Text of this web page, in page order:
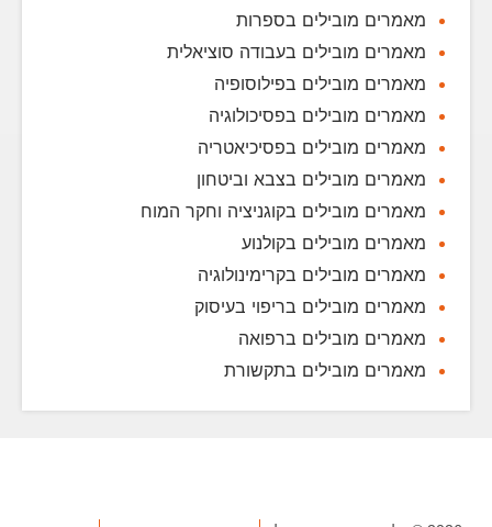
מאמרים מובילים בספרות
מאמרים מובילים בעבודה סוציאלית
מאמרים מובילים בפילוסופיה
מאמרים מובילים בפסיכולוגיה
מאמרים מובילים בפסיכיאטריה
מאמרים מובילים בצבא וביטחון
מאמרים מובילים בקוגניציה וחקר המוח
מאמרים מובילים בקולנוע
מאמרים מובילים בקרימינולוגיה
מאמרים מובילים בריפוי בעיסוק
מאמרים מובילים ברפואה
מאמרים מובילים בתקשורת